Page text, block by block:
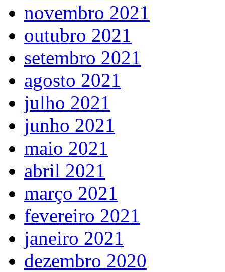
novembro 2021
outubro 2021
setembro 2021
agosto 2021
julho 2021
junho 2021
maio 2021
abril 2021
março 2021
fevereiro 2021
janeiro 2021
dezembro 2020